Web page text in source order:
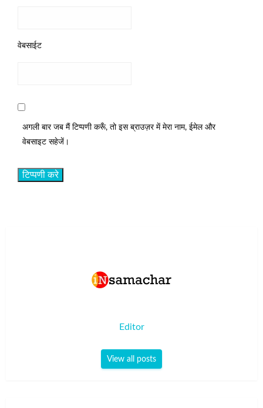
वेबसाईट
अगली बार जब मैं टिप्पणी करूँ, तो इस ब्राउज़र में मेरा नाम, ईमेल और
वेबसाइट सहेजें।
Editor
View all posts